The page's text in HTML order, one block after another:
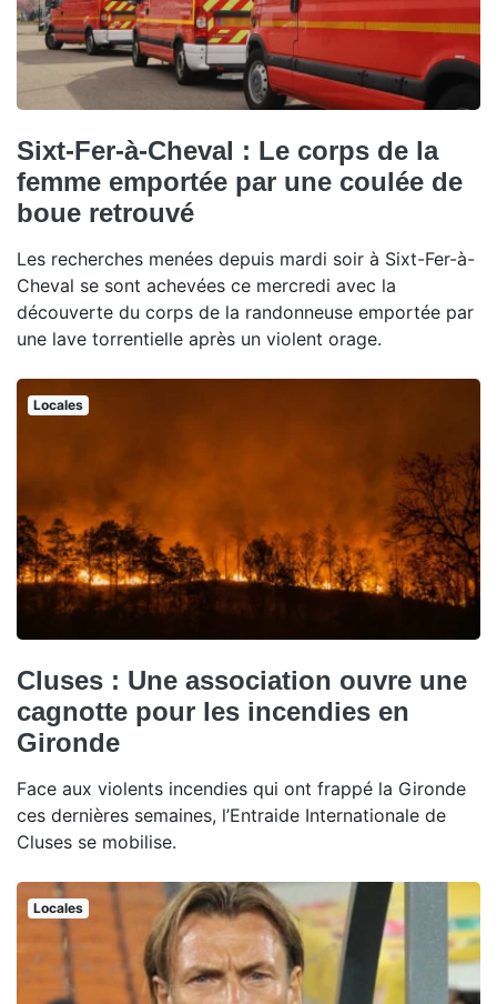
Sixt-Fer-à-Cheval : Le corps de la
femme emportée par une coulée de
boue retrouvé
Les recherches menées depuis mardi soir à Sixt-Fer-à-
Cheval se sont achevées ce mercredi avec la
découverte du corps de la randonneuse emportée par
une lave torrentielle après un violent orage.
Locales
Cluses : Une association ouvre une
cagnotte pour les incendies en
Gironde
Face aux violents incendies qui ont frappé la Gironde
ces dernières semaines, l’Entraide Internationale de
Cluses se mobilise.
Locales